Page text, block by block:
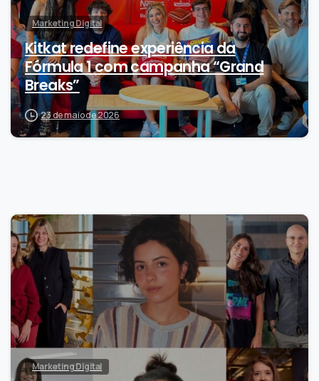
Marketing Digital
Kitkat redefine experiência da
Fórmula 1 com campanha “Grand
Breaks”
23 de maio de 2026
0
Marketing Digital